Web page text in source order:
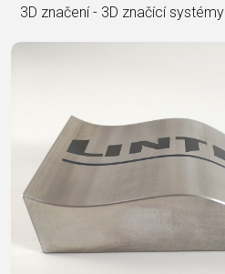
3D značení - 3D značící systémy